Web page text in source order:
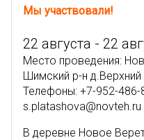
Мы участвовали!
22 августа - 22
Место проведения:
Шимский р-н
Телефоны: +7-952-486-
s.platashova@novteh.ru
В деревне Новое